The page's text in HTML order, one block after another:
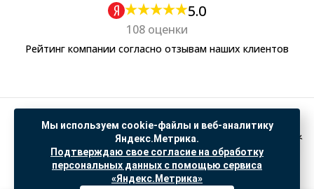
5.0
108 оценки
Рейтинг компании согласно отзывам наших клиентов
Политика обработки персональных данных
Согласие на обработку данных Яндекс Метрика
"© ООО “САНТЕХГИД”, 2026. Все права защищены. Предложение не является публичной
офертой, цены и информация на сайте ознакомительные
Доработка и продвижение вSO.USE
Мы используем cookie-файлы и веб-аналитику
Яндекс.Метрика.
Подтверждаю свое согласие на обработку
персональных данных с помощью сервиса
«Яндекс.Метрика»